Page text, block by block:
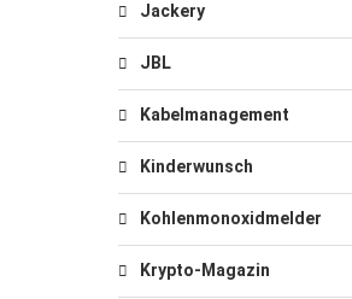
Jackery
JBL
Kabelmanagement
Kinderwunsch
Kohlenmonoxidmelder
Krypto-Magazin